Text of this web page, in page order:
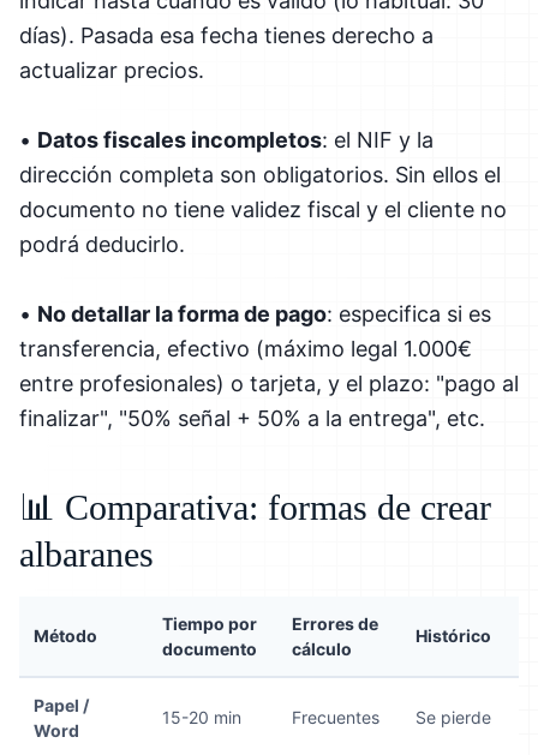
días). Pasada esa fecha tienes derecho a
actualizar precios.
• Datos fiscales incompletos: el NIF y la
dirección completa son obligatorios. Sin ellos el
documento no tiene validez fiscal y el cliente no
podrá deducirlo.
• No detallar la forma de pago: especifica si es
transferencia, efectivo (máximo legal 1.000€
entre profesionales) o tarjeta, y el plazo: "pago al
finalizar", "50% señal + 50% a la entrega", etc.
📊 Comparativa: formas de crear
albaranes
Método
Tiempo por
documento
Errores de
cálculo
Histórico
Papel /
Word
15-20 min Frecuentes Se pierde